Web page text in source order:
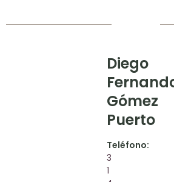
Diego
Gómez
Puerto
Teléfono:
3
1